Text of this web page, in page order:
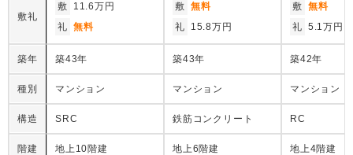
敷礼
敷
11.6万円
礼 無料
敷 無料
礼
15.8万円
敷 無料
礼 5.1万円
築年 築43年 築43年 築42年
種別 マンション マンション マンション
構造 SRC 鉄筋コンクリート RC
階建 地上10階建 地上6階建 地上4階建